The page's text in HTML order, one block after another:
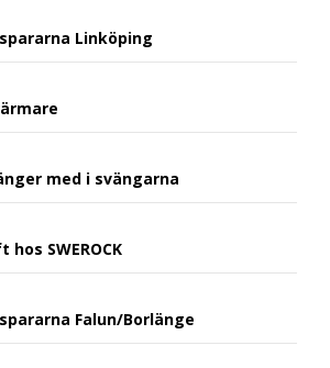
Linköping
med i svängarna
hos SWEROCK
Falun/Borlänge